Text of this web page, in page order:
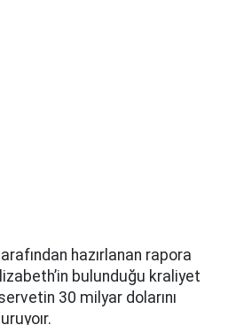
hazırlanan rapora
bulunduğu kraliyet
30 milyar dolarını